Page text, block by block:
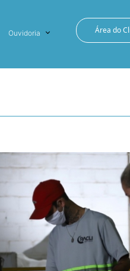
Área do
Ouvidoria